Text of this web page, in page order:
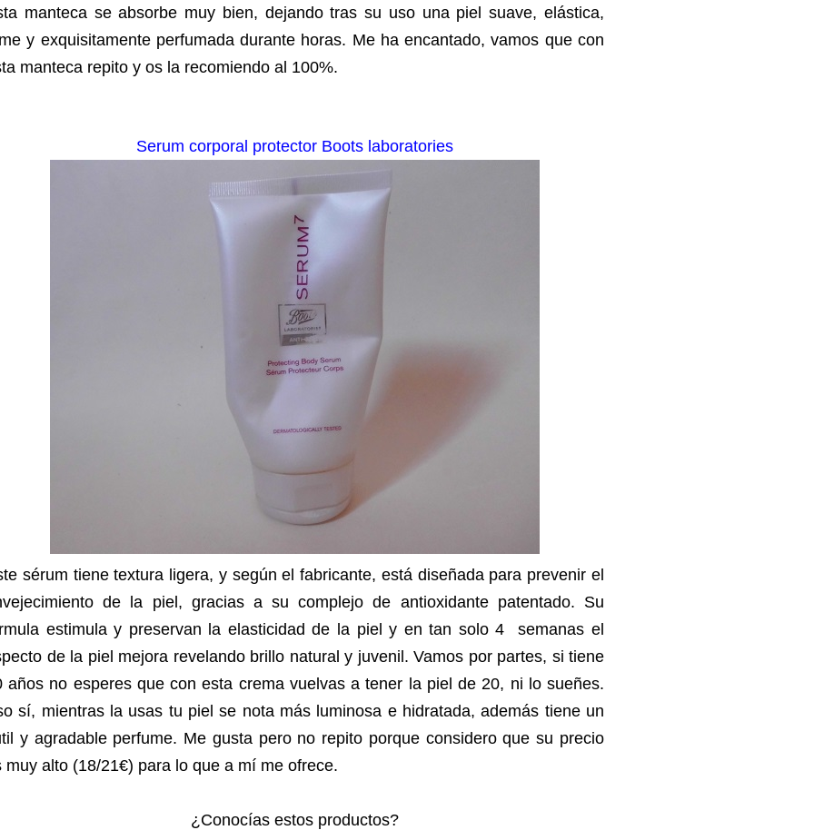
manteca se absorbe muy bien, dejando tras su uso una piel suave, elástica,
y exquisitamente perfumada durante horas. Me ha encantado, vamos que con
manteca repito y os la recomiendo al 100%.
Serum corporal protector Boots laboratories
sérum tiene textura ligera, y según el fabricante, está diseñada para prevenir el
de la piel, gracias a su complejo de antioxidante patentado. Su
estimula y preservan la elasticidad de la piel y en tan solo 4 semanas el
de la piel mejora revelando brillo natural y juvenil. Vamos por partes, si tiene
años no esperes que con esta crema vuelvas a tener la piel de 20, ni lo sueñes.
sí, mientras la usas tu piel se nota más luminosa e hidratada, además tiene un
y agradable perfume. Me gusta pero no repito porque considero que su precio
muy alto (18/21€) para lo que a mí me ofrece.
¿Conocías estos productos?